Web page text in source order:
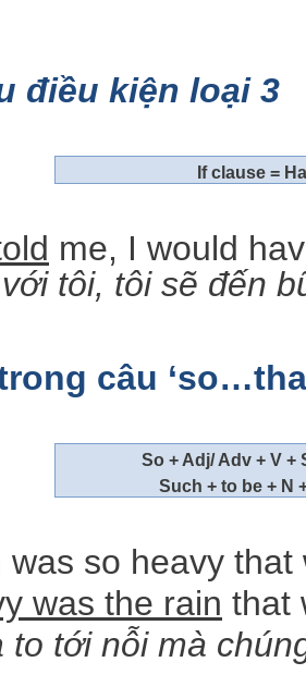
điều kiện loại 3
If clause =
me, I would
tôi, tôi sẽ đến
câu
So + Adj/ Adv + V +
Such + to be + N
was so heavy
was the rain that
to tới nỗi mà